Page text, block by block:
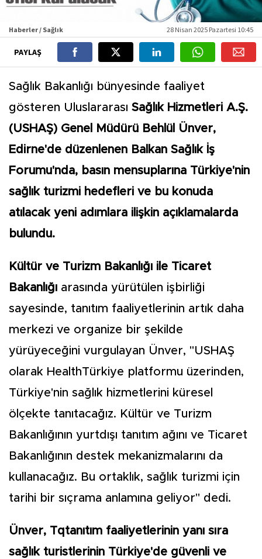
Haberler / Sağlık 28 Nisan 2025 Pazartesi 10:45
PAYLAŞ
Sağlık Bakanlığı bünyesinde faaliyet
gösteren Uluslararası Sağlık Hizmetleri A.Ş.
(USHAŞ) Genel Müdürü Behlül Ünver,
Edirne'de düzenlenen Balkan Sağlık İş
Forumu'nda, basın mensuplarına Türkiye'nin
sağlık turizmi hedefleri ve bu konuda
atılacak yeni adımlara ilişkin açıklamalarda
bulundu.
Kültür ve Turizm Bakanlığı ile Ticaret
Bakanlığı arasında yürütülen işbirliği
sayesinde, tanıtım faaliyetlerinin artık daha
merkezi ve organize bir şekilde
yürüyeceğini vurgulayan Ünver, "USHAŞ
olarak HealthTürkiye platformu üzerinden,
Türkiye'nin sağlık hizmetlerini küresel
ölçekte tanıtacağız. Kültür ve Turizm
Bakanlığının yurtdışı tanıtım ağını ve Ticaret
Bakanlığının destek mekanizmalarını da
kullanacağız. Bu ortaklık, sağlık turizmi için
tarihi bir sıçrama anlamına geliyor" dedi.
Ünver, Tqtanıtım faaliyetlerinin yanı sıra
sağlık turistlerinin Türkiye'de güvenli ve